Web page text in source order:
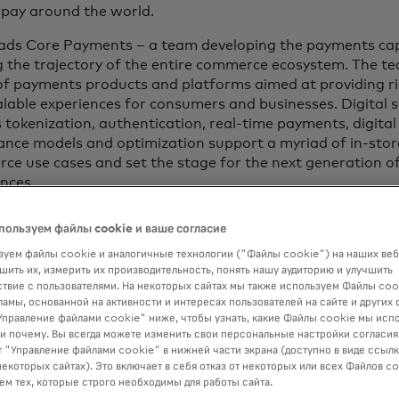
around the world.
Core Payments – a team developing the payments
the trajectory of the entire commerce ecosystem. The
payments products and platforms aimed at providing
experiences for consumers and businesses. Digital
tokenization, authentication, real-time payments, digital
models and optimization support a myriad of in-
use cases and set the stage for the next generation
stepping into this role in 2024, Jorn was chief digital
digital strategy globally. In this capacity, he shaped
to future-proof the payments ecosystem, serviced the
embraced partnerships with tech, fintech and digital
innovation.
Mastercard in 2002 and has held a range of
to accelerate the company’s digital vision.
years in capital markets where he occupied various
development, product management and corporate
файлы cookie и ваше согласие
файлы cookie и аналогичные технологии ("Файлы cookie") на наших
их, измерить их производительность, понять нашу аудиторию и улучшить
с пользователями. На некоторых сайтах мы также используем Файлы
основанной на активности и интересах пользователей на сайте и других
файлами cookie" ниже, чтобы узнать, какие Файлы cookie мы
почему. Вы всегда можете изменить свои персональные настройки
"Управление файлами cookie" в нижней части экрана (доступно в виде
сайтах). Это включает в себя отказ от некоторых или всех Файлов
тех, которые строго необходимы для работы сайта.